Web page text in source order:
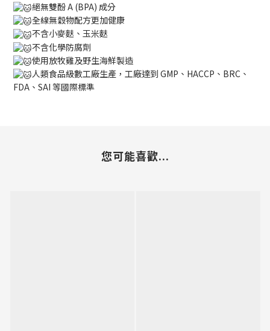
絕無雙酚 A (BPA) 成分
全線無穀物配方更加健康
不含小麥麩、玉米麩
不含化學防腐劑
使用放牧雞及野生海鮮製造
人類食品級數工廠生產，工廠達到 GMP、HACCP、BRC、
FDA、SAI 等國際標準
您可能喜歡...